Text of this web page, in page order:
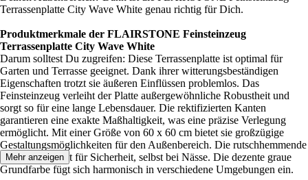
Terrassenplatte City Wave White genau richtig für Dich.
Produktmerkmale der FLAIRSTONE Feinsteinzeug
Terrassenplatte City Wave White
Darum solltest Du zugreifen: Diese Terrassenplatte ist optimal für
Garten und Terrasse geeignet. Dank ihrer witterungsbeständigen
Eigenschaften trotzt sie äußeren Einflüssen problemlos. Das
Feinsteinzeug verleiht der Platte außergewöhnliche Robustheit und
sorgt so für eine lange Lebensdauer. Die rektifizierten Kanten
garantieren eine exakte Maßhaltigkeit, was eine präzise Verlegung
ermöglicht. Mit einer Größe von 60 x 60 cm bietet sie großzügige
Gestaltungsmöglichkeiten für den Außenbereich. Die rutschhemmende
Oberfläche sorgt für Sicherheit, selbst bei Nässe. Die dezente graue
Grundfarbe fügt sich harmonisch in verschiedene Umgebungen ein.
Mehr anzeigen